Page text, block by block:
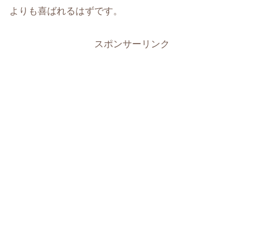
よりも喜ばれるはずです。
スポンサーリンク